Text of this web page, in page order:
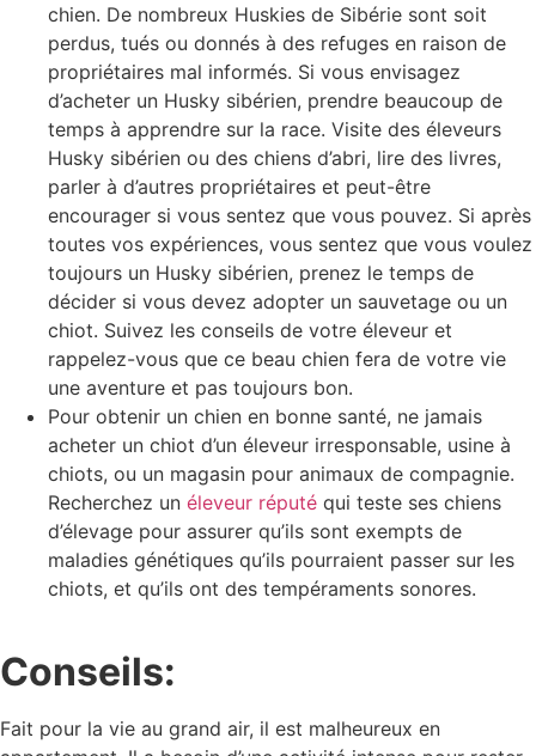
chien. De nombreux Huskies de Sibérie sont soit
perdus, tués ou donnés à des refuges en raison de
propriétaires mal informés. Si vous envisagez
d’acheter un Husky sibérien, prendre beaucoup de
temps à apprendre sur la race. Visite des éleveurs
Husky sibérien ou des chiens d’abri, lire des livres,
parler à d’autres propriétaires et peut-être
encourager si vous sentez que vous pouvez. Si après
toutes vos expériences, vous sentez que vous voulez
toujours un Husky sibérien, prenez le temps de
décider si vous devez adopter un sauvetage ou un
chiot. Suivez les conseils de votre éleveur et
rappelez-vous que ce beau chien fera de votre vie
une aventure et pas toujours bon.
Pour obtenir un chien en bonne santé, ne jamais
acheter un chiot d’un éleveur irresponsable, usine à
chiots, ou un magasin pour animaux de compagnie.
Recherchez un éleveur réputé qui teste ses chiens
d’élevage pour assurer qu’ils sont exempts de
maladies génétiques qu’ils pourraient passer sur les
chiots, et qu’ils ont des tempéraments sonores.
Conseils:
Fait pour la vie au grand air, il est malheureux en